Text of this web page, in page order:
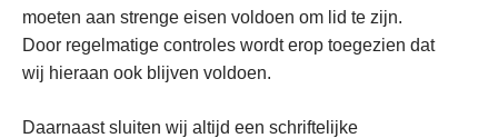
moeten aan strenge eisen voldoen om lid te zijn.
Door regelmatige controles wordt erop toegezien dat
wij hieraan ook blijven voldoen.
Daarnaast sluiten wij altijd een schriftelijke